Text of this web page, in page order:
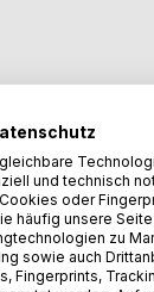
fast alles, was
einer Zeit, die
Liebe, Sinn
und technisch
oder
häufig unsere
zu
sowie auch
Fingerprints,